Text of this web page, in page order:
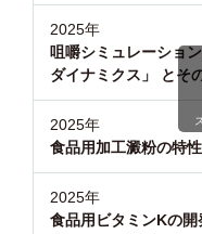
2025年
咀嚼シミュレーショ
ダイナミクス」 とそ
2025年
食品用加工澱粉の特
2025年
食品用ビタミンKの